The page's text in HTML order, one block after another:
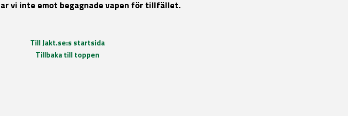
vi inte emot begagnade vapen för tillfället.
Till Jakt.se:s startsida
Tillbaka till toppen